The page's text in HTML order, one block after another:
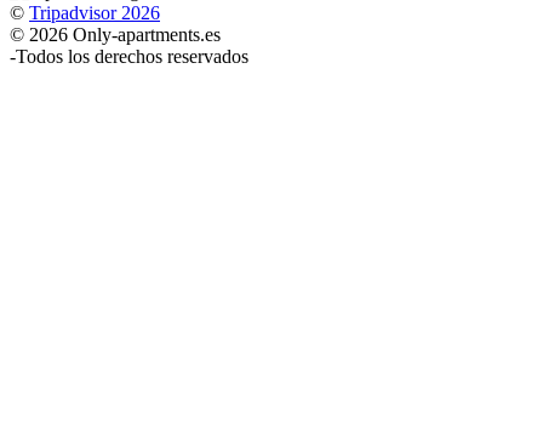
© Tripadvisor 2026
© 2026 Only-apartments.es
-Todos los derechos reservados